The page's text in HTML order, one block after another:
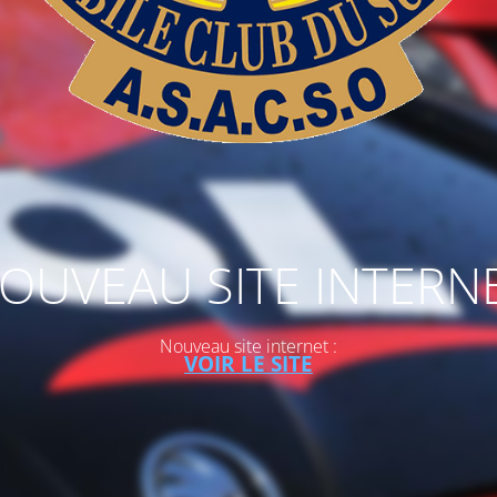
SITE
Nouveau site internet :
VOIR LE SITE